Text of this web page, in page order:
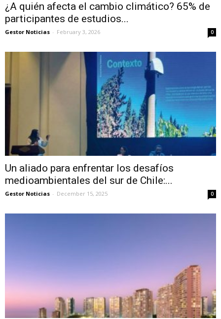
¿A quién afecta el cambio climático? 65% de
participantes de estudios...
Gestor Noticias - February 3, 2026 0
Un aliado para enfrentar los desafíos
medioambientales del sur de Chile:...
Gestor Noticias - December 15, 2025 0